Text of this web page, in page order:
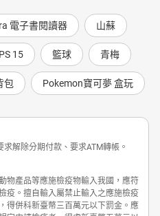
電子書閱讀器 山蘇
15 籃球 青梅
包 Pokemon寶可夢 盒玩
解除分期付款、要求ATM轉帳。
物產品等應施檢疫物輸入我國，應符
疫。擅自輸入屬禁止輸入之應施檢疫
得併科新臺幣三百萬元以下罰金。應